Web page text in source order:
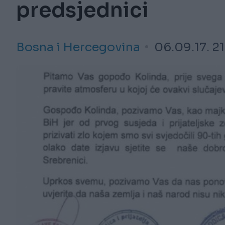
predsjednici
Bosna i Hercegovina 06.09.17.